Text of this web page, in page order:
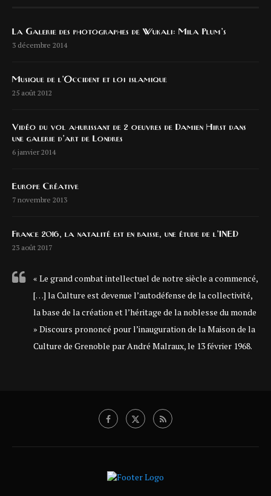
La Galerie des photographes de Wukali: Mila Plum’s
3 décembre 2014
Musique de l’Occident et loi islamique
25 août 2012
Vidéo du vol ahurissant de 2 oeuvres de Damien Hirst dans
une galerie d’art de Londres
6 janvier 2014
Europe Créative
7 novembre 2013
France 2016, la natalité est en baisse, une étude de l’INED
23 août 2017
« Le grand combat intellectuel de notre siècle a commencé,
[…] la Culture est devenue l’autodéfense de la collectivité,
la base de la création et l’héritage de la noblesse du monde
» Discours prononcé pour l’inauguration de la Maison de la
Culture de Grenoble par André Malraux, le 13 février 1968.